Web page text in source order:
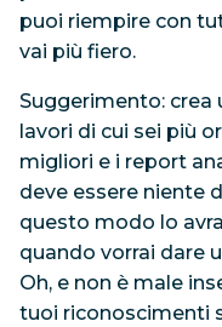
puoi riempire con
vai più fiero.
Suggerimento: crea
lavori di cui sei più
migliori e i report
deve essere niente
questo modo lo
quando vorrai dare
Oh, e non è male
tuoi riconoscimenti